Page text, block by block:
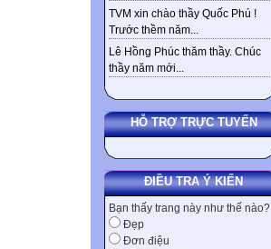
TVM xin chào thầy Quốc Phú !
Trước thềm năm...
Lê Hồng Phúc thăm thầy. Chúc
thầy năm mới...
HỖ TRỢ TRỰC TUYẾN
ĐIỀU TRA Ý KIẾN
Bạn thấy trang này như thế nào?
Đẹp
Đơn điệu